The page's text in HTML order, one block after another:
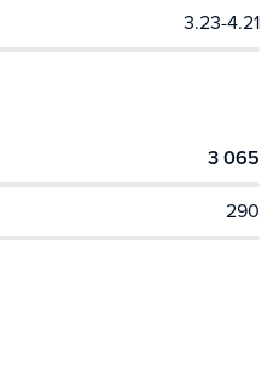
3.23-4.21
3 065
290